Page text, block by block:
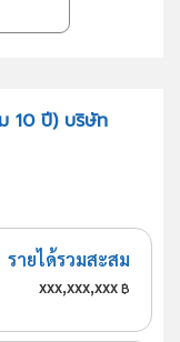
10 ปี) บริษัท
รายได้รวมสะสม
xxx,xxx,xxx฿